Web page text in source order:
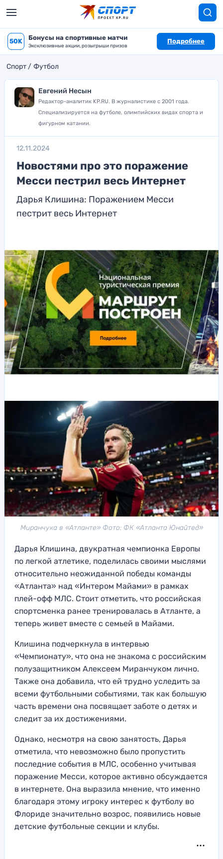
50K Бонусы на спортивные матчи
Эксклюзивные акции, розыгрыши призов
Подробнее
Спорт Футбол
Евгений Несын
Редактор-аналитик KP.RU. В журналистике с 2001 года.
Специализируется на футболе, олимпийских видах спорта и
фигурном катании.
12.11.2024
Новостями про это поражение
Месси пестрил весь Интернет
Дарья Клишина: Поражением Месси
пестрит весь Интернет
Миранчука в «Атланте» Фото: ФК «Атланта Юнайтед»
Дарья Клишина, двукратная чемпионка Европы
по легкой атлетике, поделилась своими мыслями
относительно неожиданной победы команды
«Атланта» над «Интером Майами» в рамках
плей-офф МЛС. Стоит отметить, что российская
спортсменка ранее тренировалась в Атланте, а
теперь живет вместе с семьей в Майами.
Клишина подчеркнула в интервью
«Чемпионату», что она не знакома с российским
полузащитником Алексеем Миранчуком лично.
Также она добавила, что ей трудно уследить за
всеми футбольными событиями, так как большую
часть времени она посвящает заботе о детях и
следит за их достижениями.
Однако, несмотря на свою занятость, Дарья
отметила, что невозможно было пропустить
последние события в МЛС, особенно учитывая
поражение Месси, которое активно обсуждается
в интернете. Она выразила мнение, что именно
благодаря этому игроку интерес к футболу во
Флориде значительно возрос, появились новые
детские футбольные секции и клубы.